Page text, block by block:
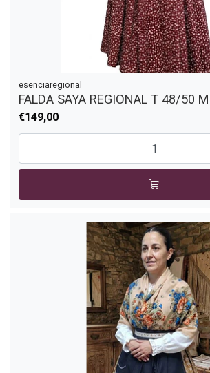
esenciaregional
FALDA SAYA REGIONAL T 48/50
€149,00
-